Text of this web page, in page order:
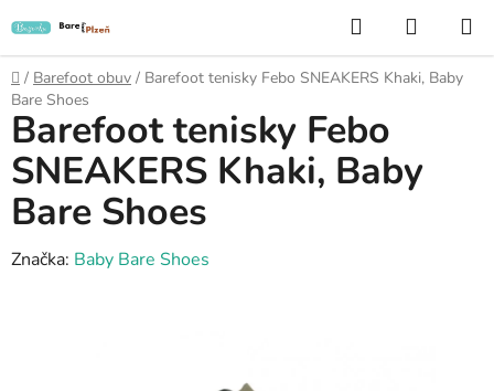
na
obsah
Hledat
KOŠÍK
Domů
/ Barefoot obuv / Barefoot tenisky Febo SNEAKERS Khaki, Baby
Bare Shoes
Barefoot tenisky Febo
SNEAKERS Khaki, Baby
Bare Shoes
Značka: Baby Bare Shoes